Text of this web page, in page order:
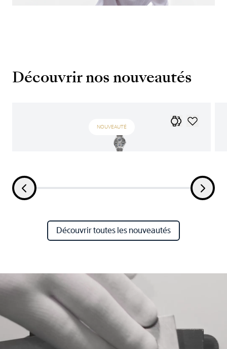
Découvrir nos nouveautés
NOUVEAUTÉ
Découvrir toutes les nouveautés